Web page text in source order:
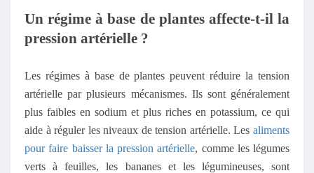
Un régime à base de plantes affecte-t-il la
pression artérielle ?
Les régimes à base de plantes peuvent réduire la tension
artérielle par plusieurs mécanismes. Ils sont généralement
plus faibles en sodium et plus riches en potassium, ce qui
aide à réguler les niveaux de tension artérielle. Les aliments
pour faire baisser la pression artérielle, comme les légumes
verts à feuilles, les bananes et les légumineuses, sont